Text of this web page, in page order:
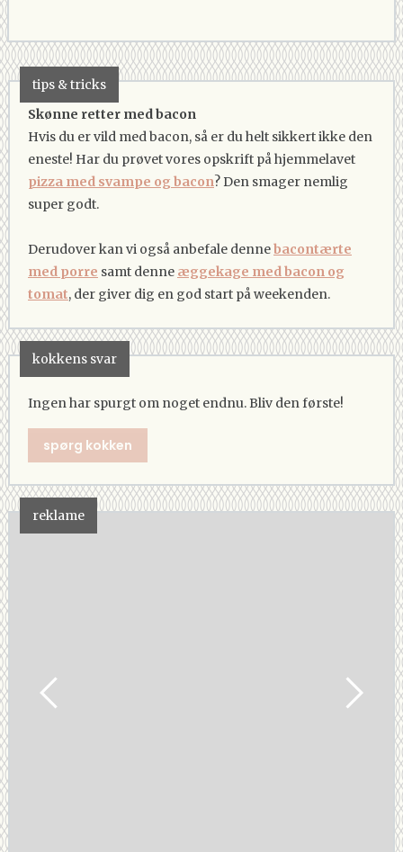
tips & tricks
Skønne retter med bacon
Hvis du er vild med bacon, så er du helt sikkert ikke den
eneste! Har du prøvet vores opskrift på hjemmelavet
pizza med svampe og bacon? Den smager nemlig
super godt.
Derudover kan vi også anbefale dennebacontærte
med porre samt denne æggekage med bacon og
tomat, der giver dig en god start på weekenden.
kokkens svar
Ingen har spurgt om noget endnu. Bliv den første!
spørg kokken
reklame